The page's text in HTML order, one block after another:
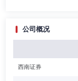
公司概况
西南证券